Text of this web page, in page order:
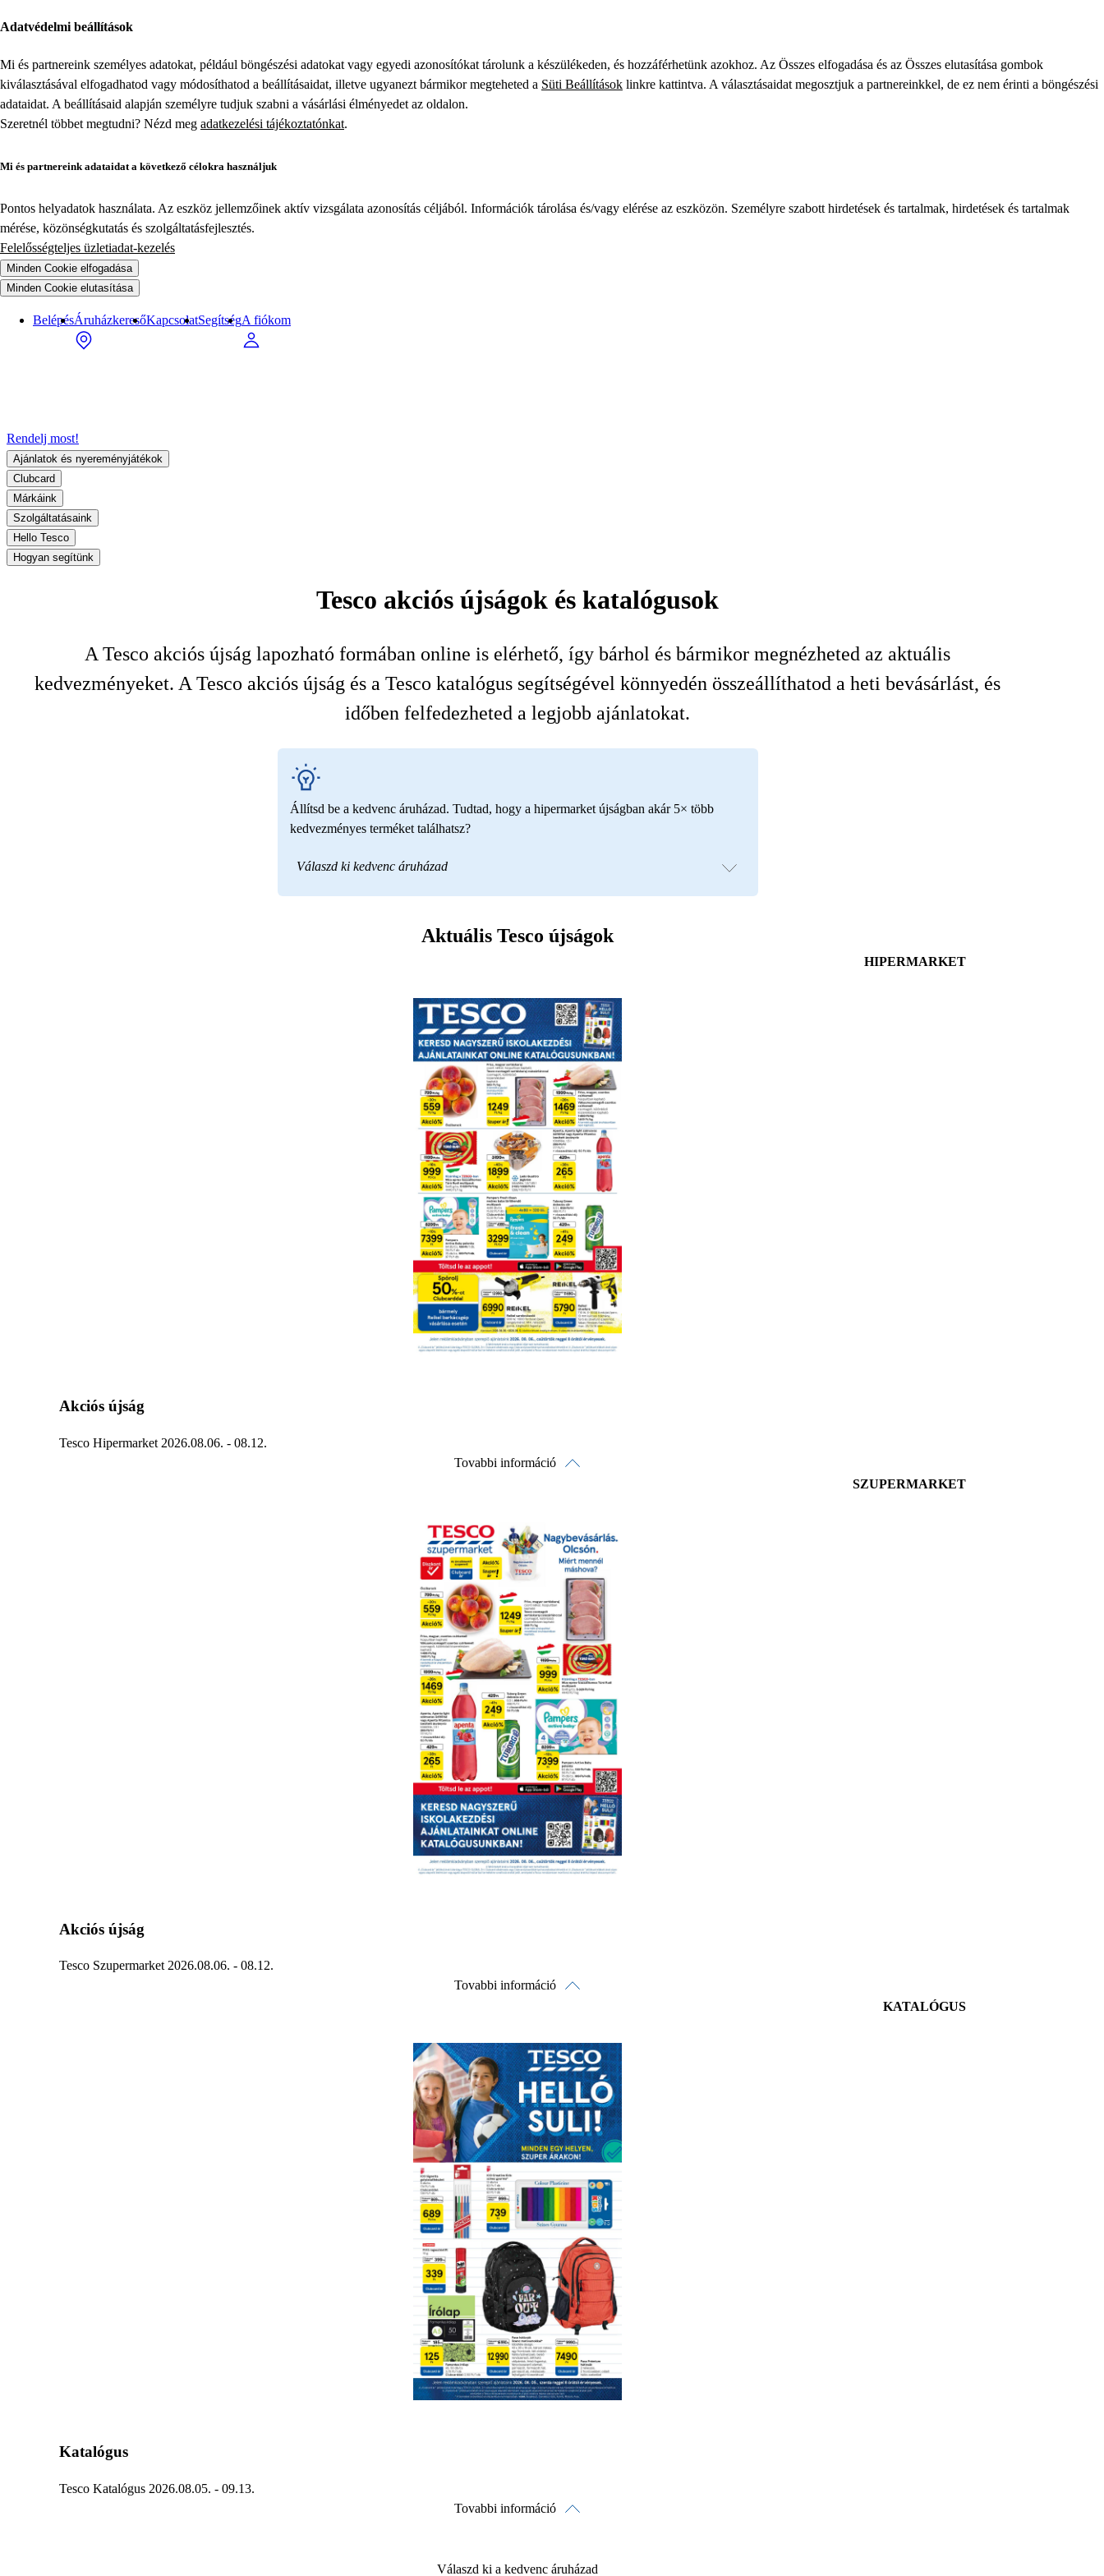
Adatvédelmi beállítások
Mi és partnereink személyes adatokat, például böngészési adatokat vagy egyedi azonosítókat tárolunk a készülékeden, és hozzáférhetünk azokhoz. Az Összes elfogadása és az Összes elutasítása gombok
kiválasztásával elfogadhatod vagy módosíthatod a beállításaidat, illetve ugyanezt bármikor megteheted a Süti Beállítások linkre kattintva. A választásaidat megosztjuk a partnereinkkel, de ez nem érinti a böngészési
adataidat. A beállításaid alapján személyre tudjuk szabni a vásárlási élményedet az oldalon.
Szeretnél többet megtudni? Nézd meg adatkezelési tájékoztatónkat.
Mi és partnereink adataidat a következő célokra használjuk
Pontos helyadatok használata. Az eszköz jellemzőinek aktív vizsgálata azonosítás céljából. Információk tárolása és/vagy elérése az eszközön. Személyre szabott hirdetések és tartalmak, hirdetések és tartalmak
mérése, közönségkutatás és szolgáltatásfejlesztés.
Felelősségteljes üzletiadat-kezelés
Minden Cookie elfogadása
Minden Cookie elutasítása
BelépésÁruházkeresőKapcsolatSegítségA fiókom
Rendelj most!
Ajánlatok és nyereményjátékok
Clubcard
Márkáink
Szolgáltatásaink
Hello Tesco
Hogyan segítünk
Tesco akciós újságok és katalógusok
A Tesco akciós újság lapozható formában online is elérhető, így bárhol és bármikor megnézheted az aktuális
kedvezményeket. A Tesco akciós újság és a Tesco katalógus segítségével könnyedén összeállíthatod a heti bevásárlást, és
időben felfedezheted a legjobb ajánlatokat.
Állítsd be a kedvenc áruházad. Tudtad, hogy a hipermarket újságban akár 5× több
kedvezményes terméket találhatsz?
Válaszd ki kedvenc áruházad
Aktuális Tesco újságok
HIPERMARKET
Akciós újság
Tesco Hipermarket 2026.08.06. - 08.12.
Tovabbi információ
Online megtekintés
Letöltés
Érvényesség részletei
SZUPERMARKET
Akciós újság
Tesco Szupermarket 2026.08.06. - 08.12.
Tovabbi információ
Online megtekintés
Letöltés
Érvényesség részletei
KATALÓGUS
Katalógus
Tesco Katalógus 2026.08.05. - 09.13.
Tovabbi információ
Válaszd ki a kedvenc áruházad